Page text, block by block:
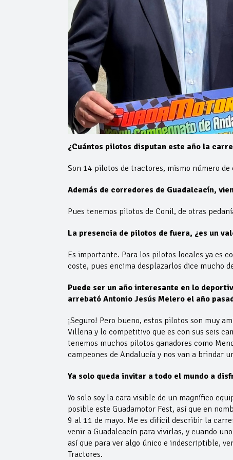
¿Cuántos pilotos disputan este año la
Son 14 pilotos de tractores, mismo número
Además de corredores de Guadalcacín,
Pues tenemos pilotos de Conil, de otras
La presencia de pilotos de fuera, ¿es un
Es importante. Para los pilotos locales ya es
coste, pues encima desplazarlos dice mucho
Puede ser un año interesante en lo
arrebató Antonio Jesús Melero el año
¡Seguro! Pero bueno, estos pilotos son muy
Villena y lo competitivo que es con sus seis
tenemos muchos pilotos ganadores como
campeones de Andalucía y nos van a brindar
Ya solo queda invitar a todo el mundo a
Yo solo soy la cara visible de un magnífico
posible este Guadamotor Fest, así que en
9 al 11 de mayo. Me es difícil describir la
venir a Guadalcacín para vivirlas, y cuando
así que para ver algo único e indescriptible,
Tractores.